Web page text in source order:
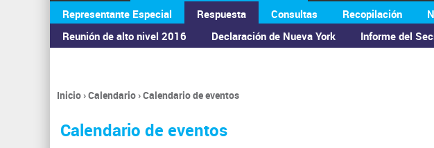
Representante Especial
Respuesta
Reunión de alto nivel 2016
Declaración de Nueva York Informe del
Consultas Recopilación
ASAMBLEA GENERAL
Se
encuentra
usted
Inicio›Calendario›Calendario de eventos
Calendario de eventos